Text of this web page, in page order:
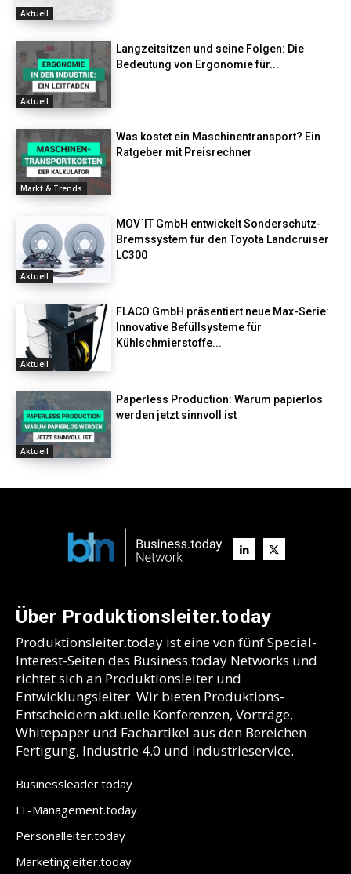
Aktuell
Aktuell
Langzeitsitzen und seine Folgen: Die
Bedeutung von Ergonomie für...
Markt & Trends
Was kostet ein Maschinentransport? Ein
Ratgeber mit Preisrechner
Aktuell
MOV´IT GmbH entwickelt Sonderschutz-
Bremssystem für den Toyota Landcruiser
LC300
Aktuell
FLACO GmbH präsentiert neue Max-Serie:
Innovative Befüllsysteme für
Kühlschmierstoffe...
Aktuell
Paperless Production: Warum papierlos
werden jetzt sinnvoll ist
Über Produktionsleiter.today
Produktionsleiter.today ist eine von fünf Special-
Interest-Seiten des Business.today Networks und
richtet sich an Produktionsleiter und
Entwicklungsleiter. Wir bieten Produktions-
Entscheidern aktuelle Konferenzen, Vorträge,
Whitepaper und Fachartikel aus den Bereichen
Fertigung, Industrie 4.0 und Industrieservice.
Businessleader.today
IT-Management.today
Personalleiter.today
Marketingleiter.today